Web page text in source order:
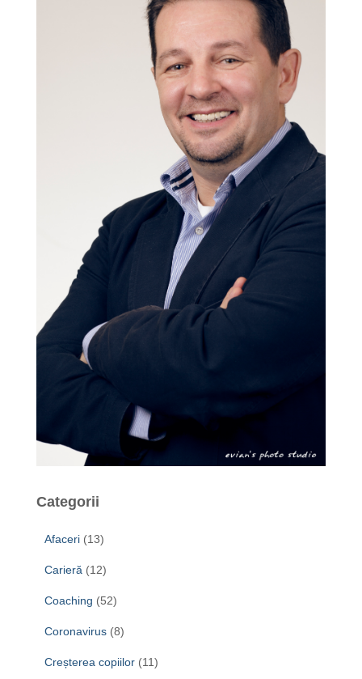
Categorii
Afaceri (13)
Carieră (12)
Coaching (52)
Coronavirus (8)
Creșterea copiilor (11)